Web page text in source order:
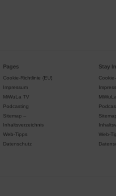
Pages
Cookie-Richtlinie (EU)
Impressum
MiWuLa TV
Podcasting
Sitemap –
Inhaltsverzeichnis
Web-Tipps
Datenschutz
Stay
Web-